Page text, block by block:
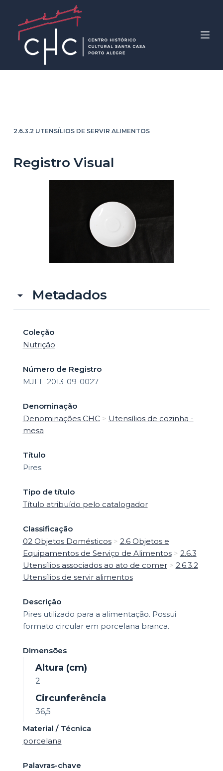
o
n
2.6.3.2 UTENSÍLIOS DE SERVIR ALIMENTOS
Registro Visual
Metadados
Coleção
Nutrição
Número de Registro
MJFL-2013-09-0027
Denominação
Denominações CHC > Utensílios de cozinha -
mesa
Título
Pires
Tipo de título
Título atribuído pelo catalogador
Classificação
02 Objetos Domésticos> 2.6 Objetos e
Equipamentos de Serviço de Alimentos> 2.6.3
Utensílios associados ao ato de comer> 2.6.3.2
Utensílios de servir alimentos
Descrição
Pires utilizado para a alimentação. Possui
formato circular em porcelana branca.
Dimensões
Altura (cm)
2
Circunferência
36,5
Material / Técnica
porcelana
Palavras-chave